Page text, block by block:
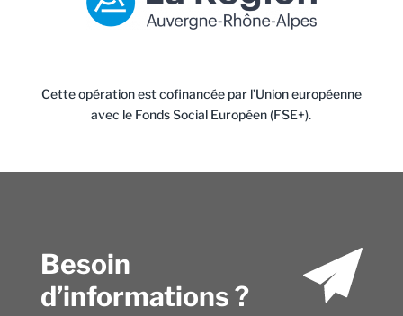
Cette opération est cofinancée par l’Union européenne
avec le Fonds Social Européen (FSE+).
Besoin
d’informations ?